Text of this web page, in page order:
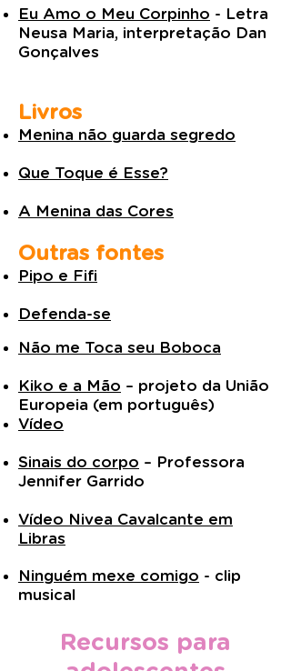
Eu Amo o Meu Corpinho - Letra
Neusa Maria, interpretação Dan
Gonçalves
Livros
Menina não guarda segredo
Que Toque é Esse?
A Menina das Cores
Outras fontes
Pipo e Fifi
Defenda-se
Não me Toca seu Boboca
Kiko e a Mão – projeto da União
Europeia (em português)
Vídeo
Sinais do corpo – Professora
Jennifer Garrido
Vídeo Nivea Cavalcante em
Libras
Ninguém mexe comigo - clip
musical
Recursos para